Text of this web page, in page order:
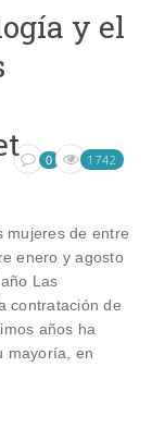
y el
0 1742
mujeres de entre
enero y agosto
Las
contratación de
años ha
mayoría, en